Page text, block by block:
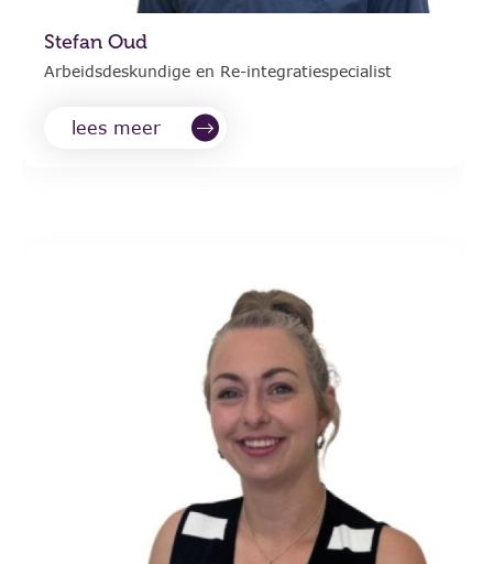
Stefan Oud
Arbeidsdeskundige en Re-integratiespecialist
lees meer